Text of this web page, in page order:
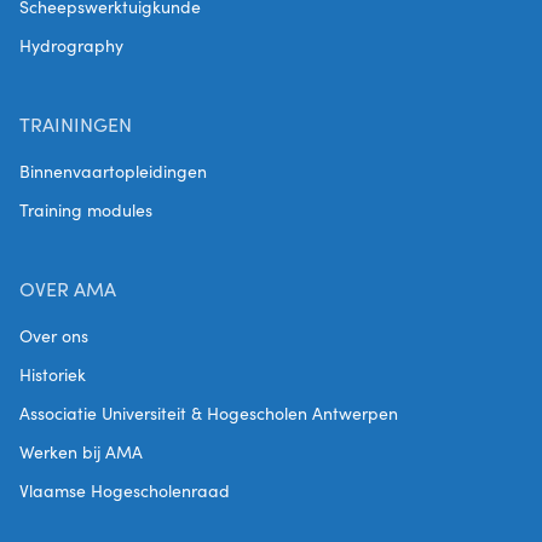
coatings ".
Scheepswerktuigkunde
Hydrography
TRAININGEN
Binnenvaartopleidingen
Training modules
OVER AMA
Over ons
Historiek
Associatie Universiteit & Hogescholen Antwerpen
Werken bij AMA
Vlaamse Hogescholenraad